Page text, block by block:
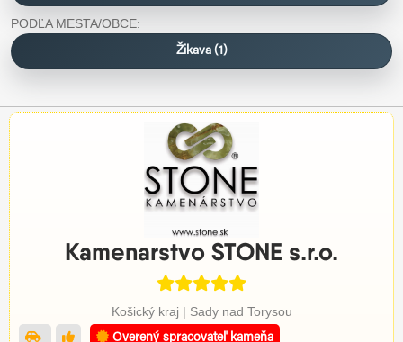
PODĽA MESTA/OBCE:
Žikava (1)
Kamenarstvo STONE s.r.o.
Košický kraj | Sady nad Torysou
Overený spracovateľ kameňa